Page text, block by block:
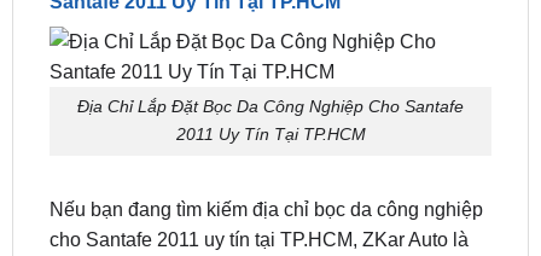
Địa Chỉ Lắp Đặt Bọc Da Công Nghiệp Cho Santafe
2011 Uy Tín Tại TP.HCM
Nếu bạn đang tìm kiếm địa chỉ bọc da công nghiệp
lựa chọn hàng đầu dành cho bạn. Là trung tâm độ
ghế và nâng cấp nội thất ô tô chuyên nghiệp, ZKar